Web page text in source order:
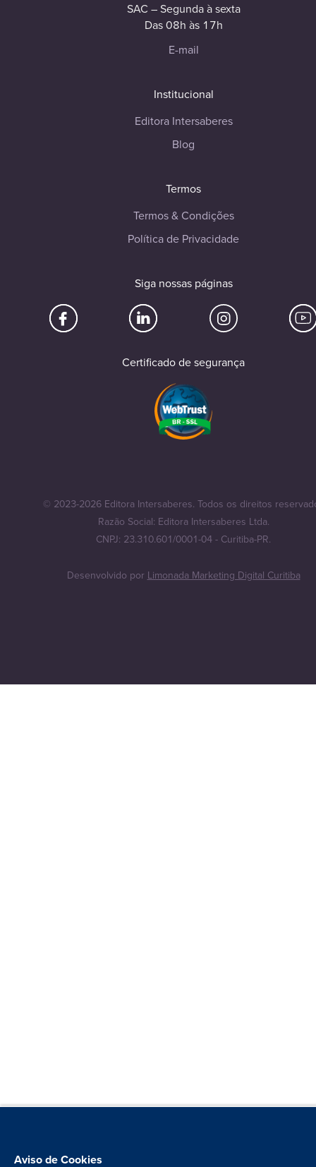
SAC – Segunda à sexta
Das 08h às 17h
E-mail
Institucional
Editora Intersaberes
Blog
Termos
Termos & Condições
Política de Privacidade
Siga nossas páginas
Certificado de segurança
© 2023-2026 Editora Intersaberes. Todos os direitos
Razão Social: Editora Intersaberes Ltda.
CNPJ: 23.310.601/0001-04 - Curitiba-PR.
Desenvolvido por Limonada Marketing Digital Curitiba
Aviso de Cookies